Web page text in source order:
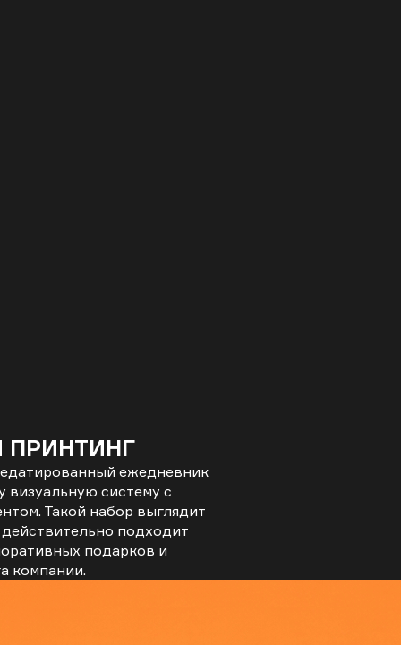
ПРИНТИНГ
ежедневник
визуальную систему с
Такой набор выглядит
подходит
подарков и
компании.